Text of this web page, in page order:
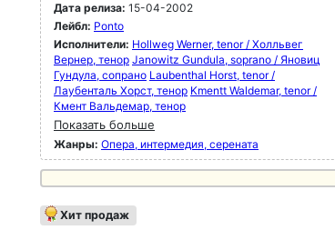
Дата релиза: 15-04-2002
Лейбл: Ponto
Исполнители: Hollweg Werner, tenor / Холльвег
Вернер, тенор Janowitz Gundula, soprano / Яновиц
Гундула, сопрано Laubenthal Horst, tenor /
Лаубенталь Хорст, тенор Kmentt Waldemar, tenor /
Кмент Вальдемар, тенор
Показать больше
Жанры: Опера, интермедия, серената
Хит продаж